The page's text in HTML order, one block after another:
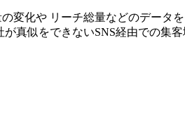
変化や リーチ総量などのデー
真似をできないSNS経由での集客